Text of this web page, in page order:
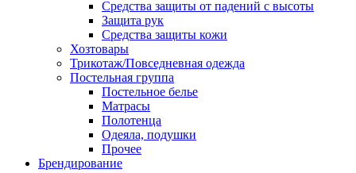
Средства защиты от падений с высоты
Защита рук
Средства защиты кожи
Хозтовары
Трикотаж/Повседневная одежда
Постельная группа
Постельное белье
Матрасы
Полотенца
Одеяла, подушки
Прочее
Брендирование